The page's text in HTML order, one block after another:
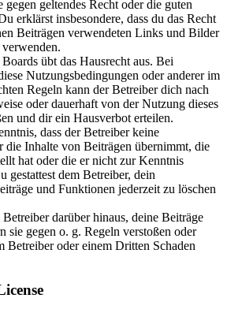
gegen geltendes Recht oder die guten
erklärst insbesondere, dass du das Recht
Beiträgen verwendeten Links und Bilder
übt das Hausrecht aus. Bei
Nutzungsbedingungen oder anderer im
Regeln kann der Betreiber dich nach
oder dauerhaft von der Nutzung dieses
und dir ein Hausverbot erteilen.
dass der Betreiber keine
die Inhalte von Beiträgen übernimmt, die
hat oder die er nicht zur Kenntnis
gestattest dem Betreiber, dein
und Funktionen jederzeit zu löschen
Betreiber darüber hinaus, deine Beiträge
sie gegen o. g. Regeln verstoßen oder
Betreiber oder einem Dritten Schaden